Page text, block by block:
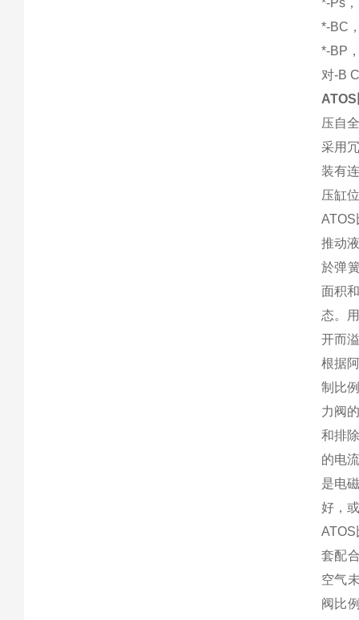
*-Ps
*-BC
*-BP
对-B
压自
采用
装有
压缸
推动
於弹
面积
态。
开而
根据
制比
力阀
和排
的电
是电
好，
套配
空气
阀比